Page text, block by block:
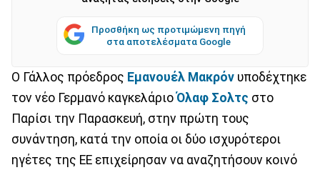
Προσθήκη ως προτιμώμενη πηγή
στα αποτελέσματα Google
Ο Γάλλος πρόεδρος Εμανουέλ Μακρόν υποδέχτηκε
τον νέο Γερμανό καγκελάριοΌλαφ Σολτς στο
Παρίσι την Παρασκευή, στην πρώτη τους
συνάντηση, κατά την οποία οι δύο ισχυρότεροι
ηγέτες της ΕΕ επιχείρησαν να αναζητήσουν κοινό